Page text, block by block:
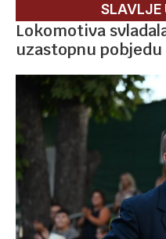
SLAVLJE
Lokomotiva
uzastopnu